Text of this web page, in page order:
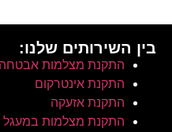
בין השירותים שלנו:
התקנת מצלמות אבטחה
התקנת אינטרקום
התקנת אזעקה
התקנת מצלמות במעגל